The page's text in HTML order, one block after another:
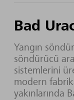
Bad
Yangın
söndürücü
sistemlerini
modern
yakınlarında